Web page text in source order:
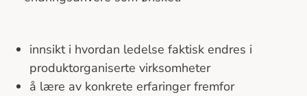
innsikt i hvordan ledelse faktisk endres i
produktorganiserte virksomheter
å lære av konkrete erfaringer fremfor